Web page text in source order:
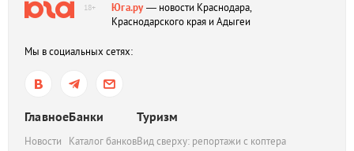
18+ Юга.ру— новости Краснодара,
Краснодарского края и Адыгеи
Мы в социальных сетях:
Главное
Новости
Банки
Каталог банков
Туризм
Вид сверху: репортажи с коптера